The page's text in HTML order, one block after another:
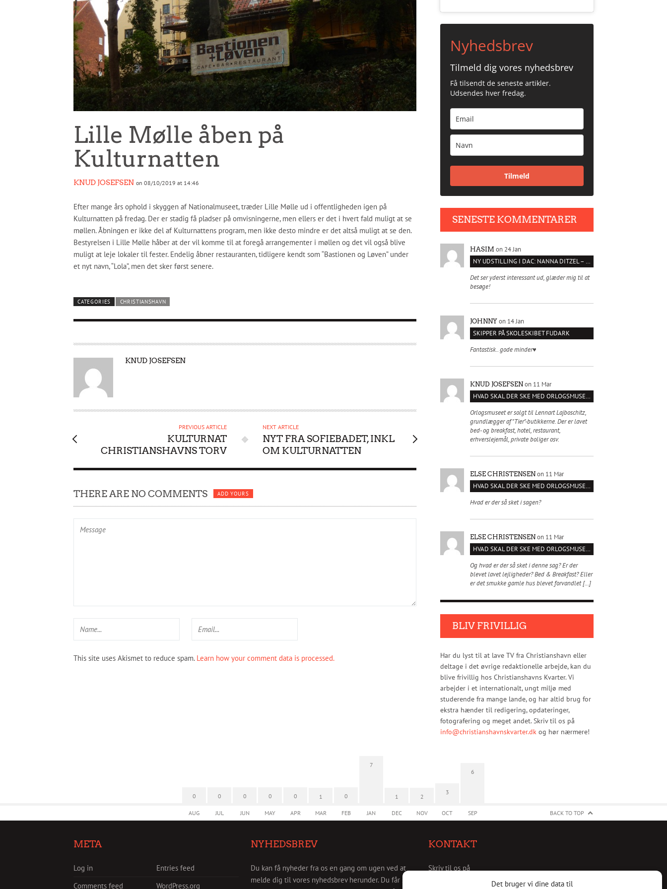
Det bruger vi dine data til
Lille Mølle åben på
Kulturnatten
KNUD JOSEFSEN on 08/10/2019 at 14:46
Efter mange års ophold i skyggen af Nationalmuseet, træder Lille Mølle ud i offentligheden igen på
Kulturnatten på fredag. Der er stadig få pladser på omvisningerne, men ellers er det i hvert fald muligt at se
møllen. Åbningen er ikke del af Kulturnattens program, men ikke desto mindre er det altså muligt at se den.
Bestyrelsen i Lille Mølle håber at der vil komme til at foregå arrangementer i møllen og det vil også blive
muligt at leje lokaler til fester. Endelig åbner restauranten, tidligere kendt som “Bastionen og Løven” under
et nyt navn, “Lola”, men det sker først senere.
CATEGORIES CHRISTIANSHAVN
A
O
KNUD JOSEFSEN
PREVIOUS ARTICLE
KULTURNAT
CHRISTIANSHAVNS TORV
NEXT ARTICLE
NYT FRA SOFIEBADET, INKL
OM KULTURNATTEN
THERE ARE NO COMMENTS ADD YOURS
This site uses Akismet to reduce spam. Learn how your comment data is processed.
Nyhedsbrev
Tilmeld dig vores nyhedsbrev
Få tilsendt de seneste artikler.
Udsendes hver fredag.
Tilmeld
SENESTE KOMMENTARER
HASIM on 24 Jan
NY UDSTILLING I DAC: NANNA DITZEL – SÆT KROPPEN FRI
Det ser yderst interessant ud, glæder mig til at
besøge!
JOHNNY on 14 Jan
SKIPPER PÅ SKOLESKIBET FUDARK
Fantastisk.. gode minder♥️
KNUD JOSEFSEN on 11 Mar
HVAD SKAL DER SKE MED ORLOGSMUSEET?
Orlogsmuseet er solgt til Lennart Lajboschitz,
grundlægger af "Tier"-butikkerne. Der er lavet
bed- og breakfast, hotel, restaurant,
erhverslejemål, private boliger osv.
ELSE CHRISTENSEN on 11 Mar
HVAD SKAL DER SKE MED ORLOGSMUSEET?
Hvad er der så sket i sagen?
ELSE CHRISTENSEN on 11 Mar
HVAD SKAL DER SKE MED ORLOGSMUSEET?
Og hvad er der så sket i denne sag? Er der
blevet lavet lejligheder? Bed & Breakfast? Eller
er det smukke gamle hus blevet forvandlet […]
BLIV FRIVILLIG
Har du lyst til at lave TV fra Christianshavn eller
deltage i det øvrige redaktionelle arbejde, kan du
blive frivillig hos Christianshavns Kvarter. Vi
arbejder i et internationalt, ungt miljø med
studerende fra mange lande, og har altid brug for
ekstra hænder til redigering, opdateringer,
fotografering og meget andet. Skriv til os på
info@christianshavnskvarter.dkog hør nærmere!
0
AUG
0
JUL
0
JUN
0
MAY
0
APR
1
MAR
0
FEB
7
JAN
1
DEC
2
NOV
3
OCT
6
SEP BACK TO TOP
META
Log in
Entries feed
Comments feed
WordPress.org
NYHEDSBREV
Du kan få nyheder fra os en gang om ugen ved at
melde dig til vores nyhedsbrev herunder. Du får så
KONTAKT
Skriv til os på
info@christianshavnskvarter.dk